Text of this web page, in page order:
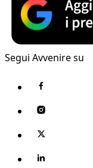
Segui Avvenire su